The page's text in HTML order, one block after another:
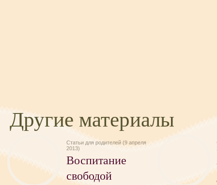
Другие материалы
Статьи для родителей (9 апреля
2013)
Воспитание
свободой